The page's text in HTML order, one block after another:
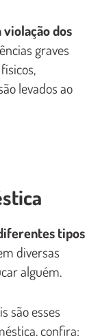
violação dos
graves
levados ao
tipos
diversas
alguém.
são esses
confira: